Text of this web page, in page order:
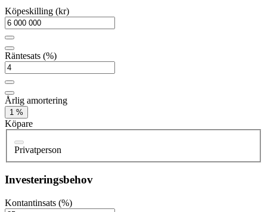
Köpeskilling (kr)
Räntesats (%)
Årlig amortering
1 %
Köpare
Privatperson
Investeringsbehov
Kontantinsats (%)